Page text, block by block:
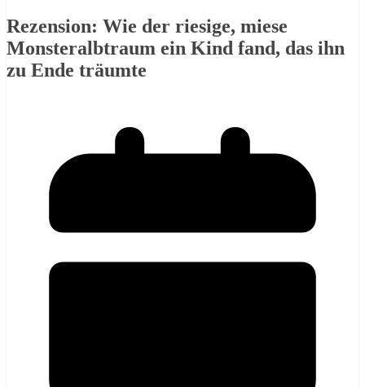
Rezension: Wie der riesige, miese
Monsteralbtraum ein Kind fand, das ihn
zu Ende träumte